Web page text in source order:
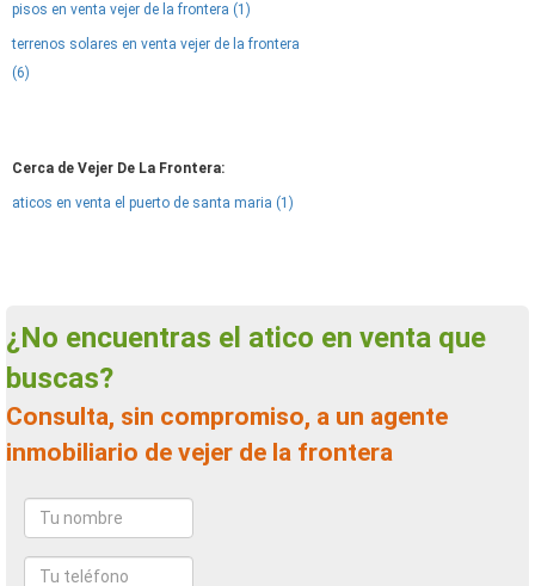
pisos en venta vejer de la frontera (1)
terrenos solares en venta vejer de la frontera
(6)
Cerca de Vejer De La Frontera:
aticos en venta el puerto de santa maria (1)
¿No encuentras el atico en venta que
buscas?
Consulta, sin compromiso, a un agente
inmobiliario de vejer de la frontera